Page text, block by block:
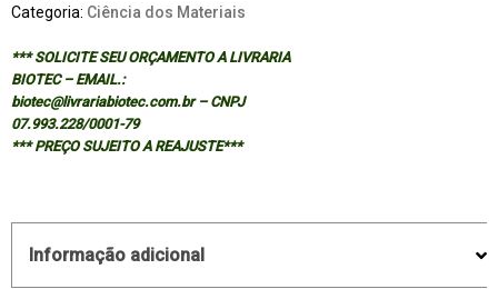
Categoria: Ciência dos Materiais
*** SOLICITE SEU ORÇAMENTO A LIVRARIA
BIOTEC – EMAIL.:
biotec@livrariabiotec.com.br – CNPJ
07.993.228/0001-79
*** PREÇO SUJEITO A REAJUSTE***
Informação adicional